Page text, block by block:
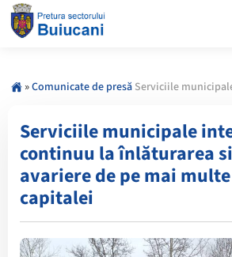
»Comunicate de presă
Serviciile municipale
continuu la înlăturarea
avariere de pe mai
capitalei